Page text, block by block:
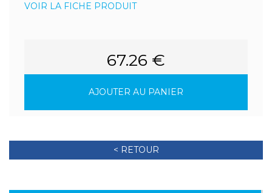
VOIR LA FICHE PRODUIT
67.26 €
AJOUTER AU PANIER
< RETOUR